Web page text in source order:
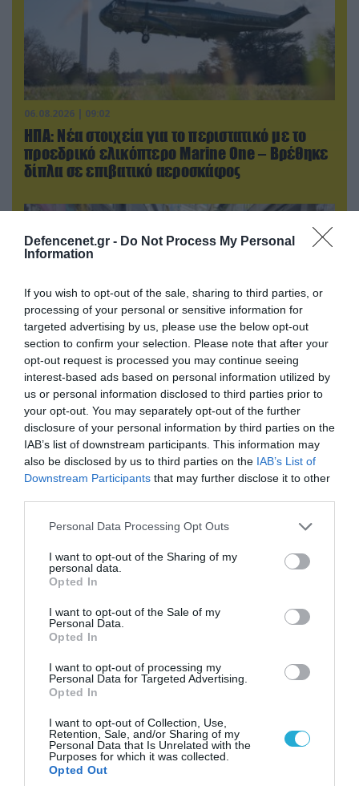
Defencenet.gr - Do Not Process My Personal
Information
If you wish to opt-out of the sale, sharing to third parties, or
processing of your personal or sensitive information for
targeted advertising by us, please use the below opt-out
section to confirm your selection. Please note that after your
opt-out request is processed you may continue seeing
interest-based ads based on personal information utilized by
us or personal information disclosed to third parties prior to
your opt-out. You may separately opt-out of the further
disclosure of your personal information by third parties on the
IAB’s list of downstream participants. This information may
also be disclosed by us to third parties on the IAB’s List of
Downstream Participants that may further disclose it to other
Please note that this website/app uses one or more Google
not limited to your visit or usage behaviour. You may click to
grant or deny consent to Google and its third-party tags to
use your data for below specified purposes in below Google
consent section.
Personal Data Processing Opt Outs
I want to opt-out of the Sharing of my
personal data.
Opted In
I want to opt-out of the Sale of my
Personal Data.
Opted In
I want to opt-out of processing my
Personal Data for Targeted Advertising.
Opted In
I want to opt-out of Collection, Use,
Retention, Sale, and/or Sharing of my
Personal Data that Is Unrelated with the
Purposes for which it was collected.
Opted Out
06.08.2026 | 09:02
ΗΠΑ: Nέα στοιχεία για το περιστατικό με το
προεδρικό ελικόπτερο Marine One – Βρέθηκε
δίπλα σε επιβατικό αεροσκάφος
06.08.2026 | 14:02
«Επιχείρηση ελεύθερα πεζοδρόμια» στην
Αθήνα: Απομακρύνθηκαν παράνομα
αντικείμενα από κοινόχρηστους χώρους
06.08.2026 | 10:02
57 με νέους πυραύλους που «κυνηγούν» τον
στόχο μέσα από παρεμβολές!